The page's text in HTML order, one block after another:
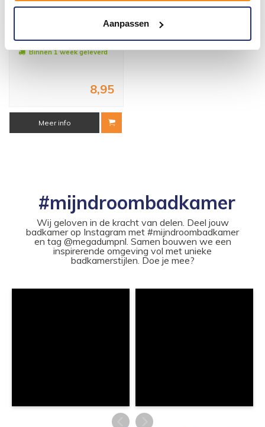
Aanpassen
Montagelijm Isodeco Voor
Platen 290 ML
Binnen 1 week geleverd
8,95
Meer info
#mijndroombadkamer
Wij geloven in de kracht van delen. Deel jouw
badkamer op Instagram met #mijndroombadkamer
en tag @megadumpnl. Samen bouwen we een
inspirerende omgeving vol met unieke
badkamerstijlen. Doe je mee?